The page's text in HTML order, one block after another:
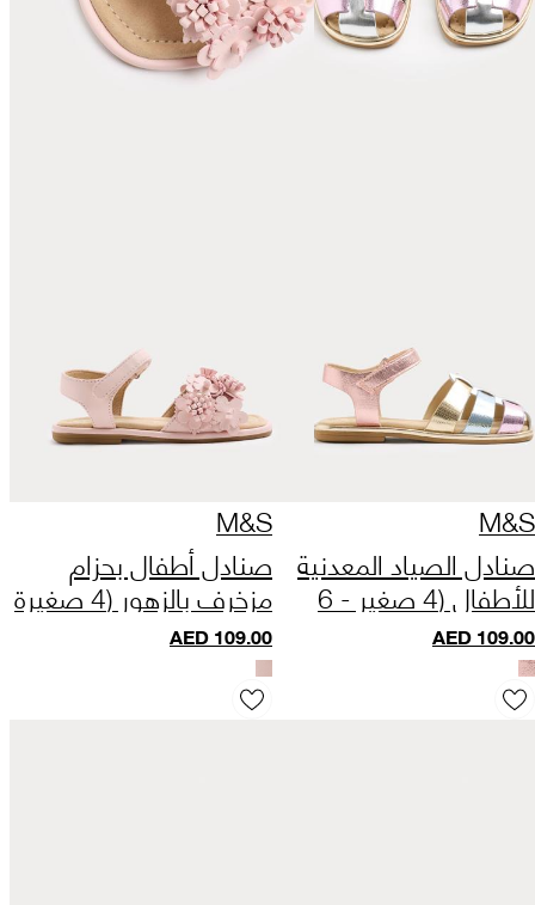
M&S
صنادل الصياد المعدنية
للأطفال (4 صغير - 6
كبير) AED109.00
M&S
صنادل أطفال بحزام
مزخرف بالزهور (4 صغيرة
- 2 كبيرة) AED109.00